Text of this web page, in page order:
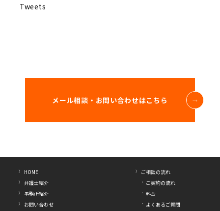
Tweets
メール相談・お問い合わせはこちら
HOME
弁護士紹介
事務所紹介
お問い合わせ
ご相談の流れ
ご契約の流れ
料金
よくあるご質問